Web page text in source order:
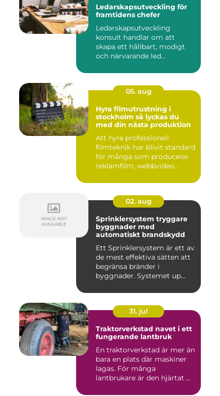
Ledarskapsutveckling för
framtidens chefer
Ledarskapsutveckling
konsult handlar om att
skapa ett hållbart, modigt
och närvarande led...
05. aug
Hyra filmutrustning i
stockholm så lyckas du
med din nästa produktion
Att hyra professionell
filmteknik har blivit standard
för många som producerar
reklamfilm, webbvideo...
02. aug
Sprinklersystem tryggare
byggnader med
automatiskt brandskydd
Ett Sprinklersystem är ett av
de mest effektiva sätten att
begränsa bränder i
byggnader. Systemet up...
31. jul
Traktorverkstad navet i ett
fungerande lantbruk
En traktorverkstad är mer än
bara en plats där maskiner
lagas. För många
lantbrukare är den hjärtat ...